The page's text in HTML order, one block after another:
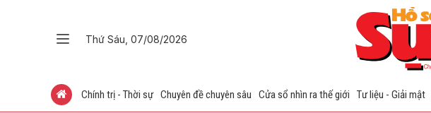
Thứ Sáu, 07/08/2026
Chính trị - Thời sự Chuyên đề chuyên sâu Cửa sổ nhìn ra thế giới Tư liệu - Giải mật